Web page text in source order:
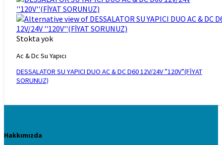
Stokta yok
Ac & Dc Su Yapıcı
DESSALATOR SU YAPICI DUO AC & DC D60 12V/24V ”120V”(FİYAT
SORUNUZ)
Hakkımızda